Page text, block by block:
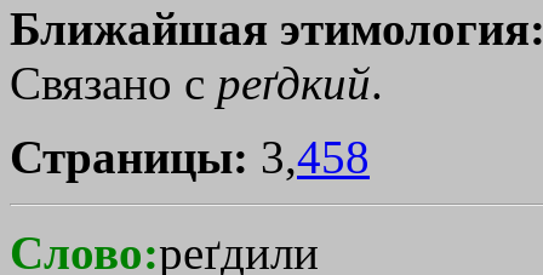
Ближайшая
Связано с реґдкий.
Страницы: 3,458
Слово:реґдили